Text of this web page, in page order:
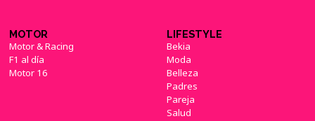
MOTOR
Motor & Racing
F1 al día
Motor 16
LIFESTYLE
Bekia
Moda
Belleza
Padres
Pareja
Salud